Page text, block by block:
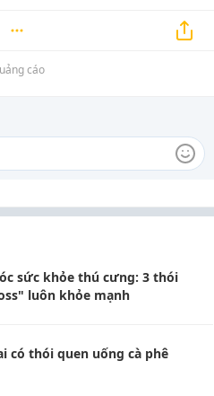
cáo
sức khỏe thú cưng: 3 thói
luôn khỏe mạnh
có thói quen uống cà phê